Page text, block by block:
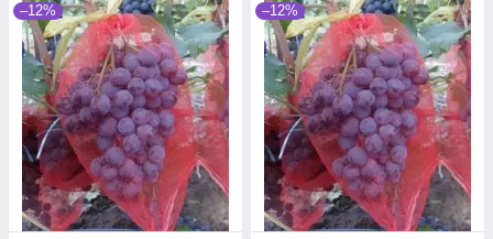
–12% –12%